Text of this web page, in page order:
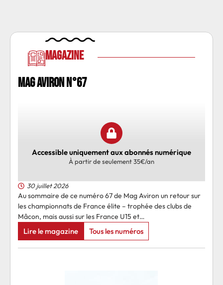
Magazine
MAG AVIRON N°67
Accessible uniquement aux abonnés numérique
À partir de seulement 35€/an
30 juillet 2026
Au sommaire de ce numéro 67 de Mag Aviron un retour sur
les championnats de France élite – trophée des clubs de
Mâcon, mais aussi sur les France U15 et…
Lire le magazine Tous les numéros